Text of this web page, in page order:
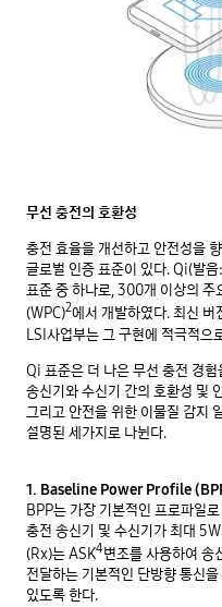
무선 충전의 호환성
충전 효율을 개선하고 안전성을
글로벌 인증 표준이 있다. Qi(발
표준 중 하나로, 300개 이상의 주
(WPC)2에서 개발하였다. 최신
LSI사업부는 그 구현에 적극적으
Qi 표준은 더 나은 무선 충전 경
송신기와 수신기 간의 호환성 및
그리고 안전을 위한 이물질 감지
설명된 세가지로 나뉜다.
1. Baseline Power Profile
BPP는 가장 기본적인 프로파일
충전 송신기 및 수신기가 최대
(Rx)는 ASK4변조를 사용하여 송
전달하는 기본적인 단방향 통신
있도록 한다.